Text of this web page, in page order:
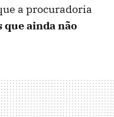
a procuradoria
ainda não